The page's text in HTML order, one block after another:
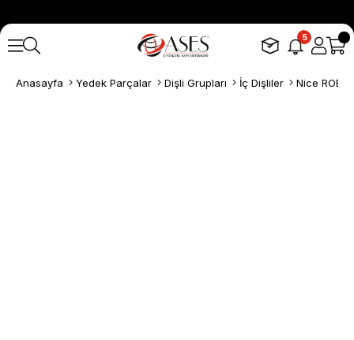
5
Anasayfa Yedek Parçalar Dişli Grupları İç Dişliler Nice